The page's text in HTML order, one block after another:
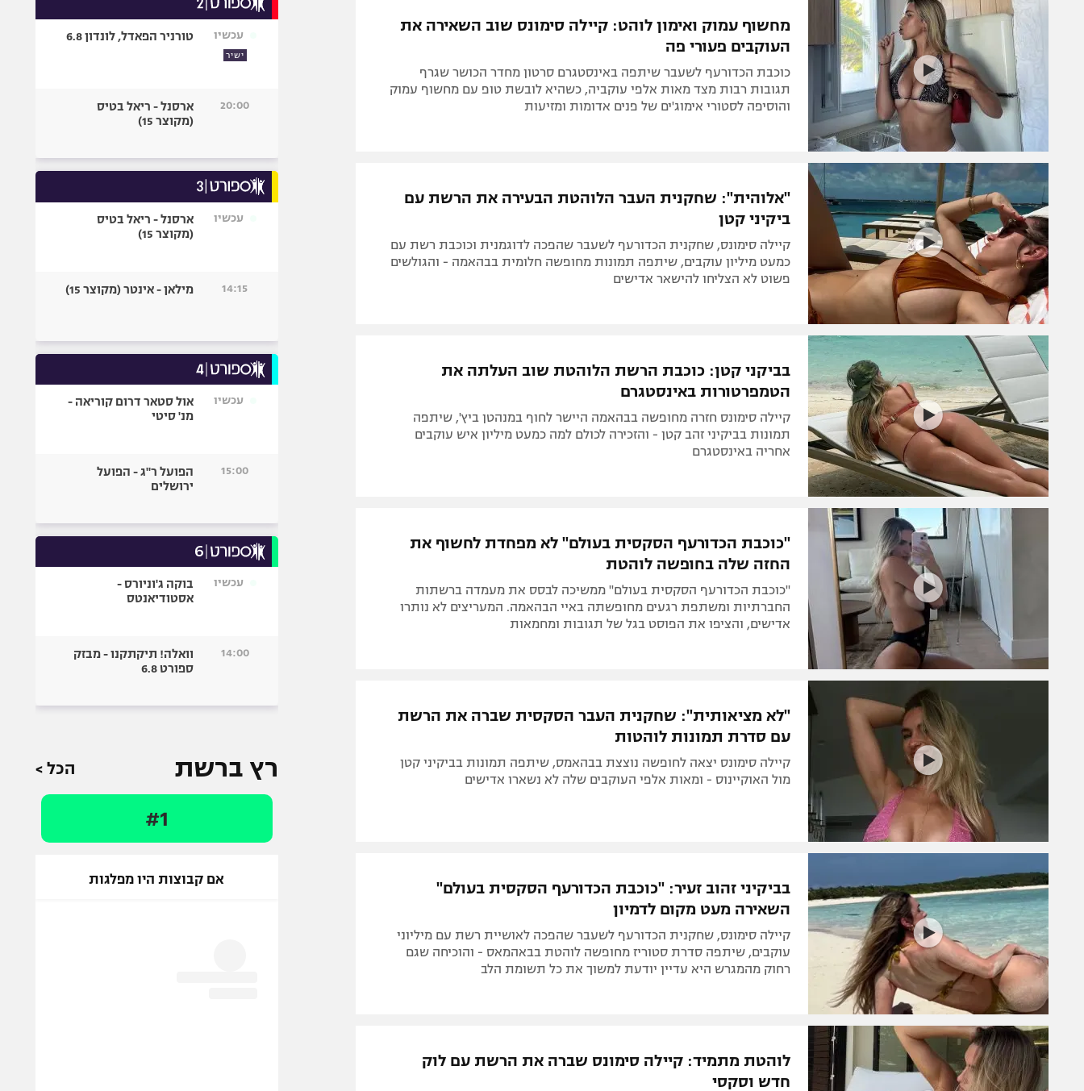
תקנון משתתפים וזוכים בפרסים
תקנון עבור פעילות אלקטרה
תקנון עבור פעילות ספורט 1 – "מרלן"
טניס
גיימינג E-Sports
תנאי שימוש
מדיניות פרטיות
תקנון פעילות ספורט 1
רשיון להקרנה פומבית לבית עסק
הצטרפות לחבילת הערוצים
לוח דרושים – ג'ובנט
תגיות
המגזין
הפועל באר שבע
מכבי נתניה
בני יהודה
ספורט מוטורי
בייסבול MLB
גיימינג E-Sports
מחשוף עמוק ואימון לוהט: קיילה סימונס שוב השאירה את
העוקבים פעורי פה
כוכבת הכדורעף לשעבר שיתפה באינסטגרם סרטון מחדר הכושר שגרף
תגובות רבות מצד מאות אלפי עוקביה, כשהיא לובשת טופ עם מחשוף עמוק
והוסיפה לסטורי אימוג'ים של פנים אדומות ומזיעות
"אלוהית": שחקנית העבר הלוהטת הבעירה את הרשת עם
ביקיני קטן
קיילה סימונס, שחקנית הכדורעף לשעבר שהפכה לדוגמנית וכוכבת רשת עם
כמעט מיליון עוקבים, שיתפה תמונות מחופשה חלומית בבהאמה - והגולשים
פשוט לא הצליחו להישאר אדישים
בביקני קטן: כוכבת הרשת הלוהטת שוב העלתה את
הטמפרטורות באינסטגרם
קיילה סימונס חזרה מחופשה בבהאמה היישר לחוף במנהטן ביץ', שיתפה
תמונות בביקיני זהב קטן - והזכירה לכולם למה כמעט מיליון איש עוקבים
אחריה באינסטגרם
"כוכבת הכדורעף הסקסית בעולם" לא מפחדת לחשוף את
החזה שלה בחופשה לוהטת
"כוכבת הכדורעף הסקסית בעולם" ממשיכה לבסס את מעמדה ברשתות
החברתיות ומשתפת רגעים מחופשתה באיי הבהאמה. המעריצים לא נותרו
אדישים, והציפו את הפוסט בגל של תגובות ומחמאות
"לא מציאותית": שחקנית העבר הסקסית שברה את הרשת
עם סדרת תמונות לוהטות
קיילה סימונס יצאה לחופשה נוצצת בבהאמס, שיתפה תמונות בביקיני קטן
מול האוקיינוס - ומאות אלפי העוקבים שלה לא נשארו אדישים
בביקיני זהוב זעיר: "כוכבת הכדורעף הסקסית בעולם"
השאירה מעט מקום לדמיון
קיילה סימונס, שחקנית הכדורעף לשעבר שהפכה לאושיית רשת עם מיליוני
עוקבים, שיתפה סדרת סטוריז מחופשה לוהטת בבאהמאס - והוכיחה שגם
רחוק מהמגרש היא עדיין יודעת למשוך את כל תשומת הלב
לוהטת מתמיד: קיילה סימונס שברה את הרשת עם לוק
חדש וסקסי
עכשיו
ישיר
טורניר הפאדל, לונדון 6.8
20:00
ארסנל - ריאל בטיס
(מקוצר 15)
עכשיו
ארסנל - ריאל בטיס
(מקוצר 15)
14:15 מילאן - אינטר (מקוצר 15)
עכשיו
אול סטאר דרום קוריאה -
מנ' סיטי
15:00
הפועל ר"ג - הפועל
ירושלים
עכשיו
בוקה ג'וניורס -
אסטודיאנטס
14:00
וואלה! תיקתקנו - מבזק
ספורט 6.8
רץ ברשת הכל >
#1
אם קבוצות היו מפלגות